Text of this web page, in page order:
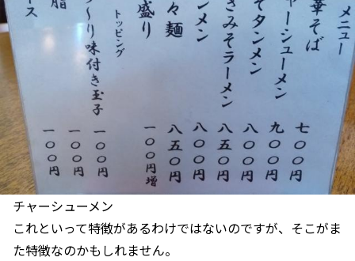
チャーシューメン
これといって特徴があるわけではないのですが、そこがま
た特徴なのかもしれません。